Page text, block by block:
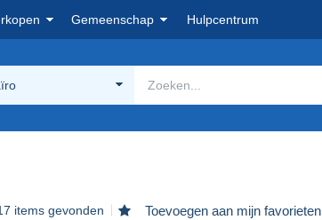
Gemeenschap Hulpcentrum
items gevonden Toevoegen aan mijn favorieten